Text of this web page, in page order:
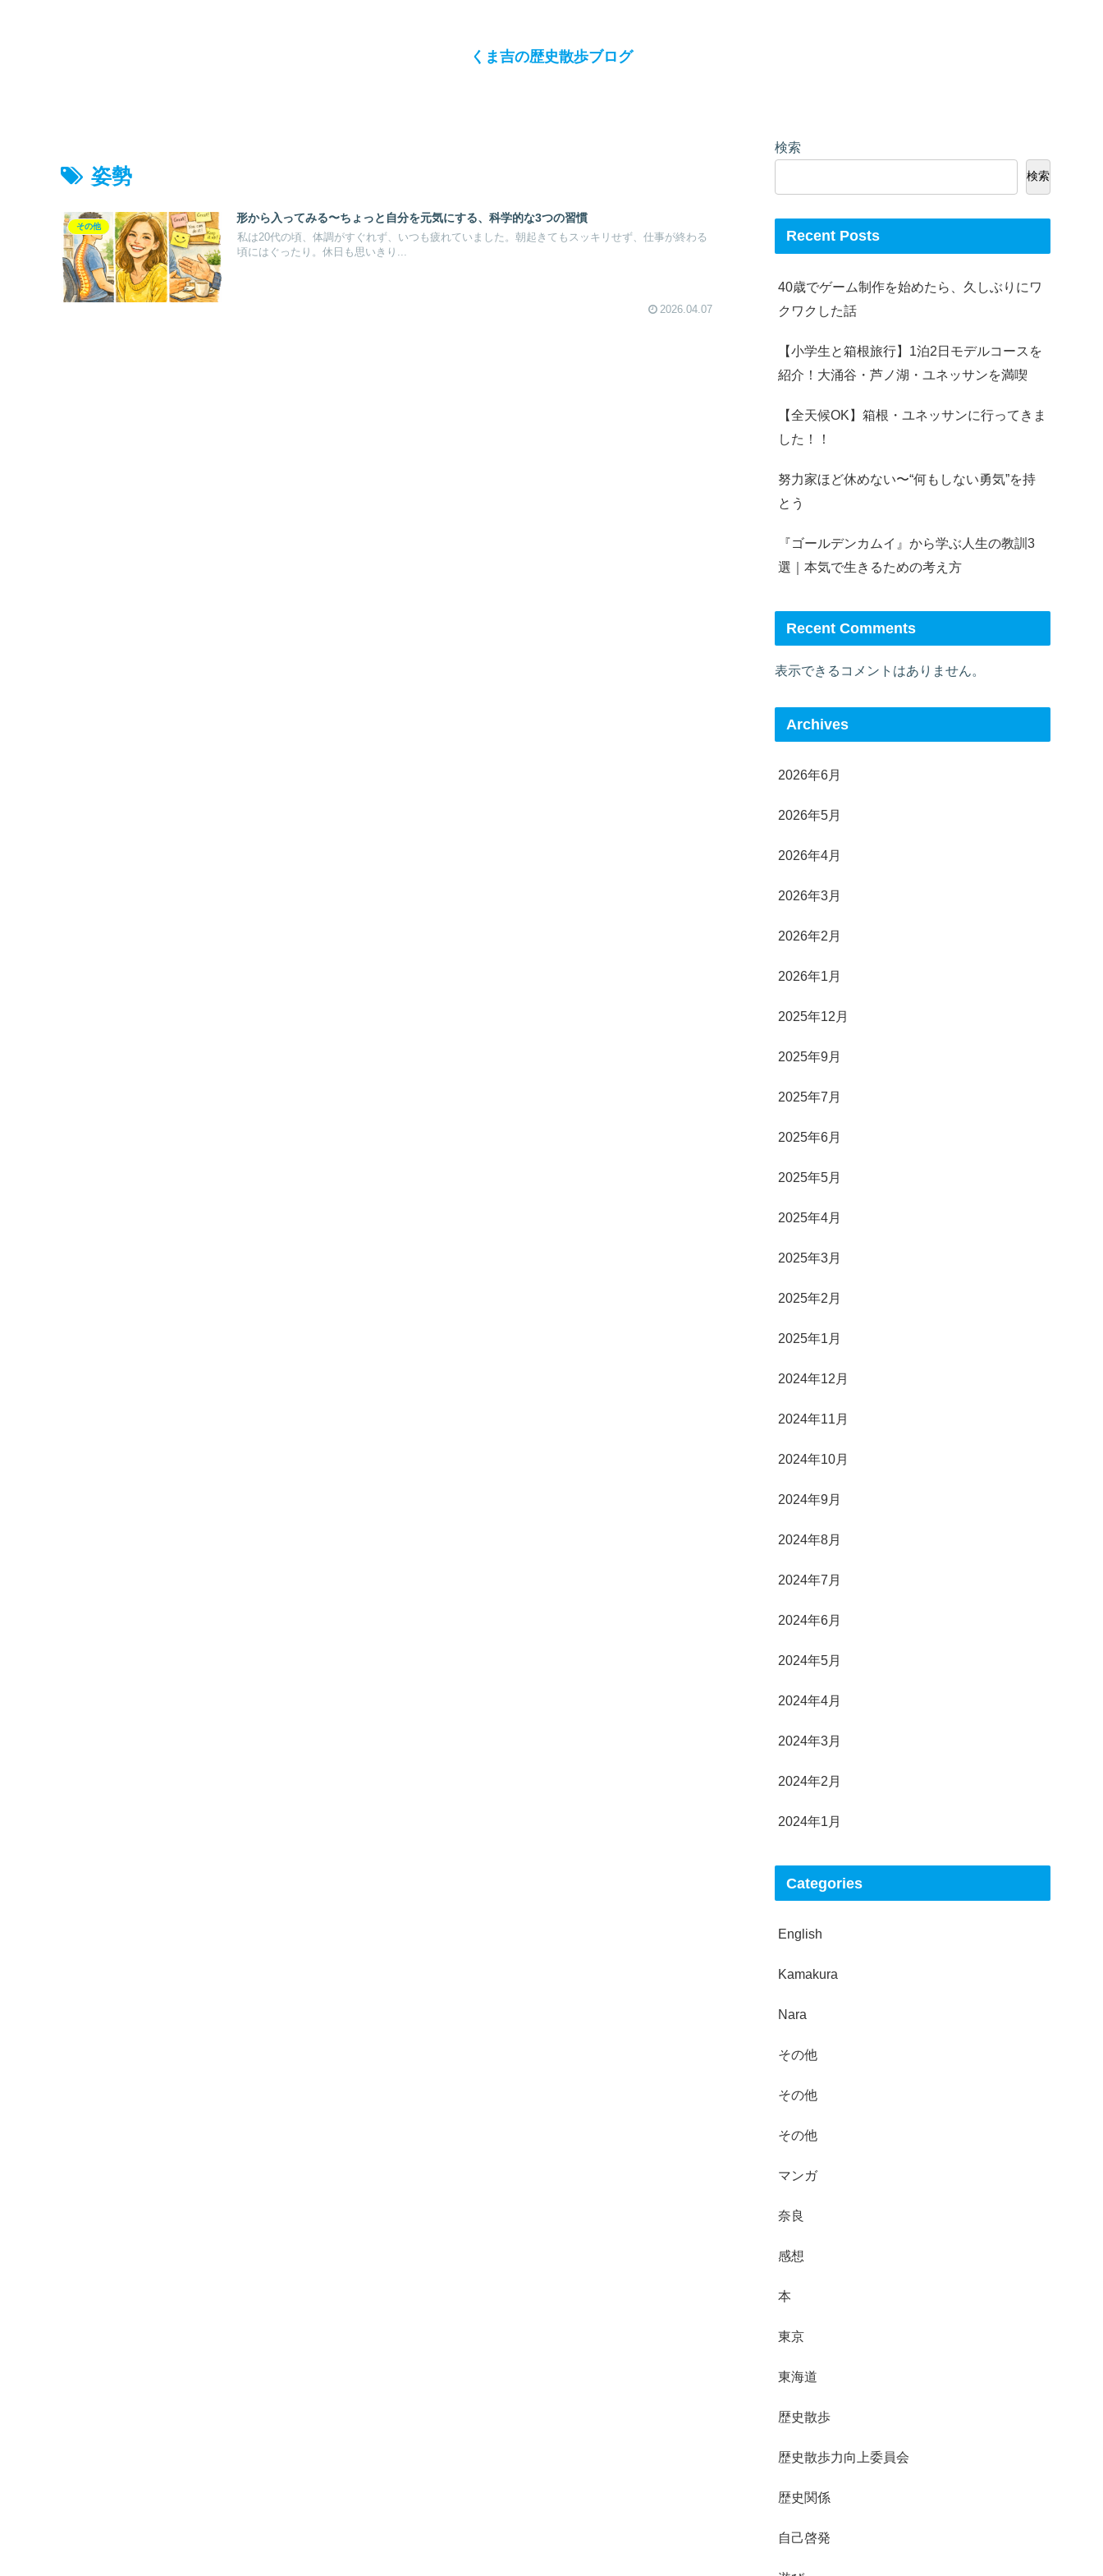
くま吉の歴史散歩ブログ
姿勢
その他
形から入ってみる〜ちょっと自分を元気にする、科学的な3つの習慣
私は20代の頃、体調がすぐれず、いつも疲れていました。朝起きてもスッキリせず、仕事が終わる
頃にはぐったり。休日も思いきり...
2026.04.07
検索
検索
Recent Posts
40歳でゲーム制作を始めたら、久しぶりにワ
クワクした話
【小学生と箱根旅行】1泊2日モデルコースを
紹介！大涌谷・芦ノ湖・ユネッサンを満喫
【全天候OK】箱根・ユネッサンに行ってきま
した！！
努力家ほど休めない〜“何もしない勇気”を持
とう
『ゴールデンカムイ』から学ぶ人生の教訓3
選｜本気で生きるための考え方
Recent Comments
表示できるコメントはありません。
Archives
2026年6月
2026年5月
2026年4月
2026年3月
2026年2月
2026年1月
2025年12月
2025年9月
2025年7月
2025年6月
2025年5月
2025年4月
2025年3月
2025年2月
2025年1月
2024年12月
2024年11月
2024年10月
2024年9月
2024年8月
2024年7月
2024年6月
2024年5月
2024年4月
2024年3月
2024年2月
2024年1月
Categories
English
Kamakura
Nara
その他
その他
その他
マンガ
奈良
感想
本
東京
東海道
歴史散歩
歴史散歩力向上委員会
歴史関係
自己啓発